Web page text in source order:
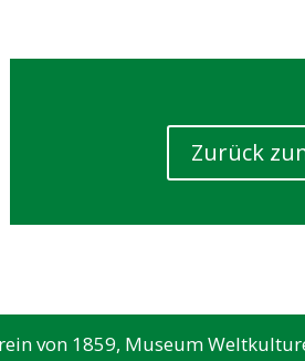
Zurück
von 1859, Museum